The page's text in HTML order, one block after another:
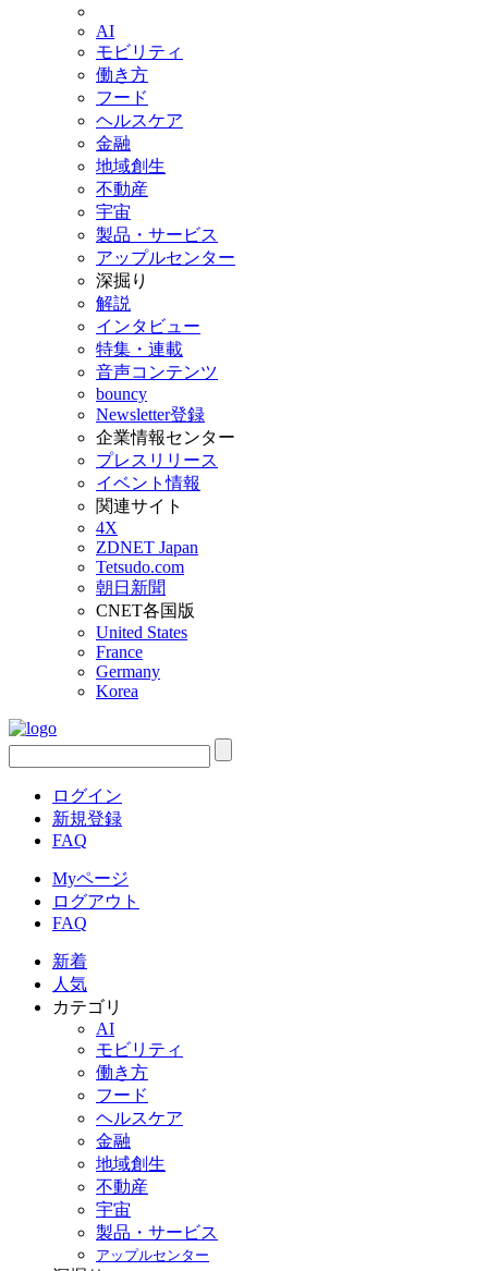
AI
モビリティ
働き方
フード
ヘルスケア
金融
地域創生
不動産
宇宙
製品・サービス
アップルセンター
深掘り
解説
インタビュー
特集・連載
音声コンテンツ
bouncy
Newsletter登録
企業情報センター
プレスリリース
イベント情報
関連サイト
4X
ZDNET Japan
Tetsudo.com
朝日新聞
CNET各国版
United States
France
Germany
Korea
ログイン
新規登録
FAQ
Myページ
ログアウト
FAQ
新着
人気
カテゴリ
AI
モビリティ
働き方
フード
ヘルスケア
金融
地域創生
不動産
宇宙
製品・サービス
アップルセンター